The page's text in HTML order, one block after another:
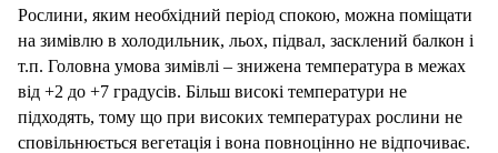
Рослини, яким необхідний період спокою, можна поміщати
на зимівлю в холодильник, льох, підвал, засклений балкон і
т.п. Головна умова зимівлі – знижена температура в межах
від +2 до +7 градусів. Більш високі температури не
підходять, тому що при високих температурах рослини не
сповільнюється вегетація і вона повноцінно не відпочиває.